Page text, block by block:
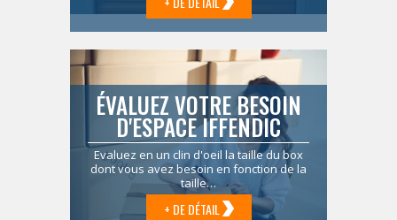
ÉVALUEZ VOTRE BESOIN
D'ESPACE IFFENDIC
Evaluez en un clin d'oeil la taille du box
dont vous avez besoin en fonction de la
taille…
+ DE DÉTAIL